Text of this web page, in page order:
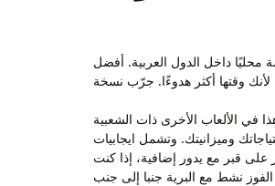
محليًا داخل الدول العربية. أفضل
في الألعاب الأخرى ذات الشعبية
على كازينو عبر الإنترنت يلبي احتياجاتك وميزانيتك. وتشمل ايجابيات
على قبر مع يدور إضافية، إذا كنت